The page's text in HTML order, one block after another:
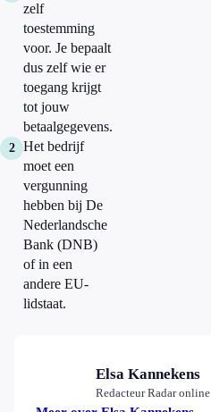
zelf
toestemming
voor. Je bepaalt
dus zelf wie er
toegang krijgt
tot jouw
betaalgegevens.
Het bedrijf
moet een
vergunning
hebben bij De
Nederlandsche
Bank (DNB)
of in een
andere EU-
lidstaat.
Elsa Kannekens
Redacteur Radar online